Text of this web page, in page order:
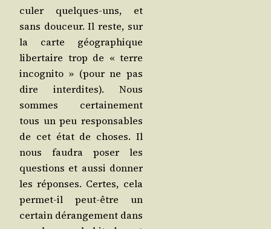
cu­ler quelques-uns, et
sans dou­ceur. Il reste, sur
la carte géo­gra­phique
liber­taire trop de « terre
inco­gni­to » (pour ne pas
dire inter­dites). Nous
sommes cer­tai­ne­ment
tous un peu res­pon­sables
de cet état de choses. Il
nous fau­dra poser les
ques­tions et aus­si don­ner
les réponses. Certes, cela
per­met-il peut-être un
cer­tain déran­ge­ment dans